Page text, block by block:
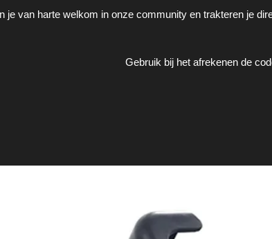
je van harte welkom in onze community en trakteren je
Gebruik bij het afrekenen de